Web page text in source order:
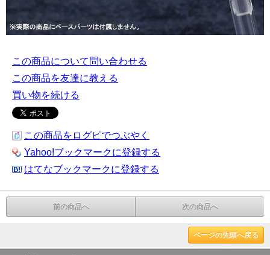
この商品について問い合わせる
この商品を友達に教える
買い物を続ける
この商品をログピでつぶやく
Yahoo!ブックマークに登録する
はてなブックマークに登録する
前の商品へ 次の商品へ
ページの先頭へ戻る